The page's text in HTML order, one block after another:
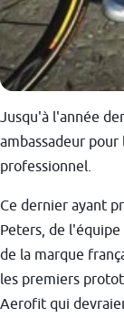
Jusqu'à l'année
ambassadeur pour
professionnel.
Ce dernier ayant
Peters, de l'équipe
de la marque
les premiers
Aerofit qui